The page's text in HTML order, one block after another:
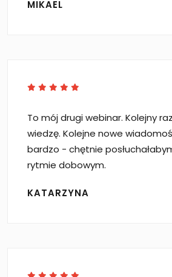
MIKAEL
To mój drugi webinar. Kolejny
wiedzę. Kolejne nowe
bardzo - chętnie
rytmie dobowym.
KATARZYNA